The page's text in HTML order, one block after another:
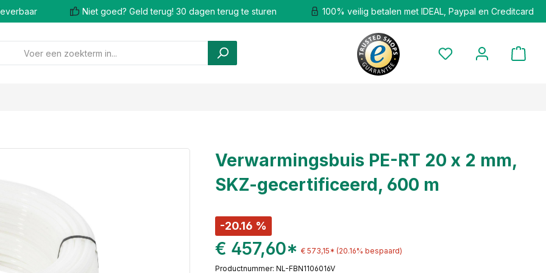
Niet goed? Geld terug! 30 dagen terug te sturen 100% veilig betalen met IDEAL, Paypal en Creditcard
Verwarmingsbuis PE-RT 20 x 2 mm,
SKZ-gecertificeerd, 600 m
-20.16 %
€ 457,60* € 573,15* (20.16% bespaard)
Productnummer: NL-FBN1106016V